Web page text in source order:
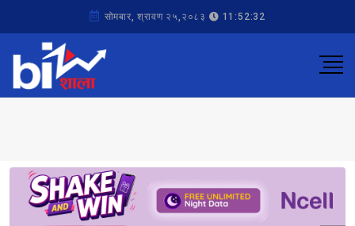
सोमबार, श्रावण २५,२०८३ 11:52:32